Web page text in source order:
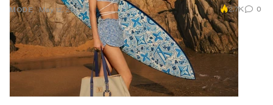
MODE May 12, 2026 2.7K 0